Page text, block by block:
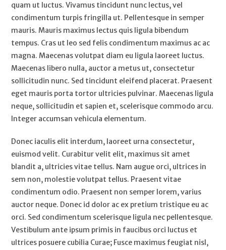
quam ut luctus. Vivamus tincidunt nunc lectus, vel
condimentum turpis fringilla ut. Pellentesque in semper
mauris. Mauris maximus lectus quis ligula bibendum
tempus. Cras ut leo sed felis condimentum maximus ac ac
magna. Maecenas volutpat diam eu ligula laoreet luctus.
Maecenas libero nulla, auctor a metus ut, consectetur
sollicitudin nunc. Sed tincidunt eleifend placerat. Praesent
eget mauris porta tortor ultricies pulvinar. Maecenas ligula
neque, sollicitudin et sapien et, scelerisque commodo arcu.
Integer accumsan vehicula elementum.
Donec iaculis elit interdum, laoreet urna consectetur,
euismod velit. Curabitur velit elit, maximus sit amet
blandit a, ultricies vitae tellus. Nam augue orci, ultrices in
sem non, molestie volutpat tellus. Praesent vitae
condimentum odio. Praesent non semper lorem, varius
auctor neque. Donec id dolor ac ex pretium tristique eu ac
orci. Sed condimentum scelerisque ligula nec pellentesque.
Vestibulum ante ipsum primis in faucibus orci luctus et
ultrices posuere cubilia Curae; Fusce maximus feugiat nisl,